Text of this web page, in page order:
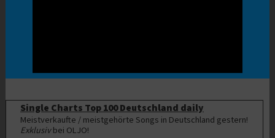
Single Charts Top 100 Deutschland daily
Meistverkaufte / meistgehörte Songs in Deutschland gestern!
Exklusivbei OLJO!